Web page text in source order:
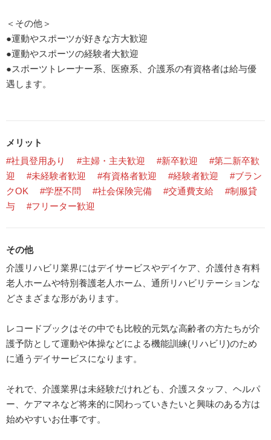
＜その他＞
●運動やスポーツが好きな方大歓迎
●運動やスポーツの経験者大歓迎
●スポーツトレーナー系、医療系、介護系の有資格者は給与優
遇します。
メリット
#社員登用あり
#主婦・主夫歓迎 #新卒歓迎
#第二新卒歓
迎
#未経験者歓迎 #有資格者歓迎 #経験者歓迎
#ブラン
クOK
#学歴不問 #社会保険完備 #交通費支給
#制服貸
与
#フリーター歓迎
その他
介護リハビリ業界にはデイサービスやデイケア、介護付き有料
老人ホームや特別養護老人ホーム、通所リハビリテーションな
どさまざまな形があります。
レコードブックはその中でも比較的元気な高齢者の方たちが介
護予防として運動や体操などによる機能訓練(リハビリ)のため
に通うデイサービスになります。
それで、介護業界は未経験だけれども、介護スタッフ、ヘルパ
ー、ケアマネなど将来的に関わっていきたいと興味のある方は
始めやすいお仕事です。